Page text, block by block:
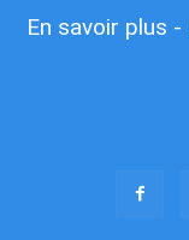
En savoir plus -